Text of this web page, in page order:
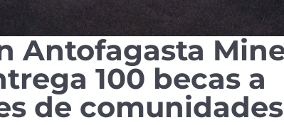
Antofagasta
100 becas a
de comunidades